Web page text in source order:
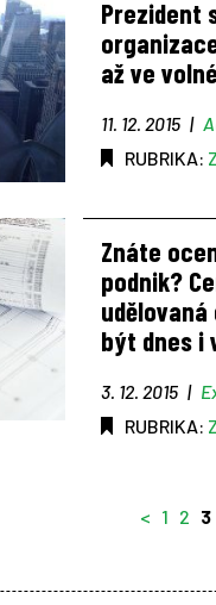
Prezident
až ve
11. 12. 2015 |
RUBRIKA:
Znáte
podnik?
udělovaná
být dnes i
3. 12. 2015 |
RUBRIKA:
< 1 2 3